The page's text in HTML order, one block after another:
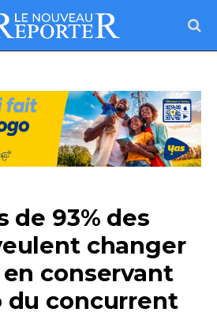
de 93% des
changer
conservant
du concurrent